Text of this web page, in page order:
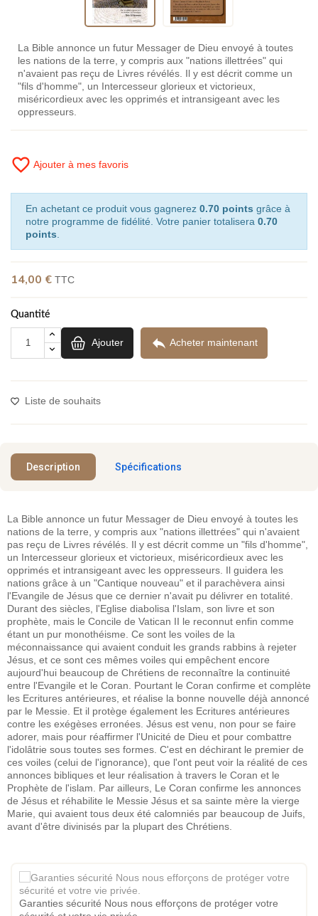
La Bible annonce un futur Messager de Dieu envoyé à toutes
les nations de la terre, y compris aux "nations illettrées" qui
n'avaient pas reçu de Livres révélés. Il y est décrit comme un
"fils d'homme", un Intercesseur glorieux et victorieux,
miséricordieux avec les opprimés et intransigeant avec les
oppresseurs.
favorite_border Ajouter à mes favoris
En achetant ce produit vous gagnerez 0.70 points grâce à
notre programme de fidélité. Votre panier totalisera 0.70
points
14,00 € TTC
Quantité
Ajouter  Acheter maintenant
Liste de souhaits
Description Spécifications
La Bible annonce un futur Messager de Dieu envoyé à toutes les
nations de la terre, y compris aux "nations illettrées" qui n'avaient
pas reçu de Livres révélés. Il y est décrit comme un "fils d'homme",
un Intercesseur glorieux et victorieux, miséricordieux avec les
opprimés et intransigeant avec les oppresseurs. Il guidera les
nations grâce à un "Cantique nouveau" et il parachèvera ainsi
l'Evangile de Jésus que ce dernier n'avait pu délivrer en totalité.
Durant des siècles, l'Eglise diabolisa l'Islam, son livre et son
prophète, mais le Concile de Vatican II le reconnut enfin comme
étant un pur monothéisme. Ce sont les voiles de la
méconnaissance qui avaient conduit les grands rabbins à rejeter
Jésus, et ce sont ces mêmes voiles qui empêchent encore
aujourd'hui beaucoup de Chrétiens de reconnaître la continuité
entre l'Evangile et le Coran. Pourtant le Coran confirme et complète
les Ecritures antérieures, et réalise la bonne nouvelle déjà annoncé
par le Messie. Et il protège également les Ecritures antérieures
contre les exégèses erronées. Jésus est venu, non pour se faire
adorer, mais pour réaffirmer l'Unicité de Dieu et pour combattre
l'idolâtrie sous toutes ses formes. C'est en déchirant le premier de
ces voiles (celui de l'ignorance), que l'ont peut voir la réalité de ces
annonces bibliques et leur réalisation à travers le Coran et le
Prophète de l'islam. Par ailleurs, Le Coran confirme les annonces
de Jésus et réhabilite le Messie Jésus et sa sainte mère la vierge
Marie, qui avaient tous deux été calomniés par beaucoup de Juifs,
avant d'être divinisés par la plupart des Chrétiens.
Garanties sécurité Nous nous efforçons de protéger votre